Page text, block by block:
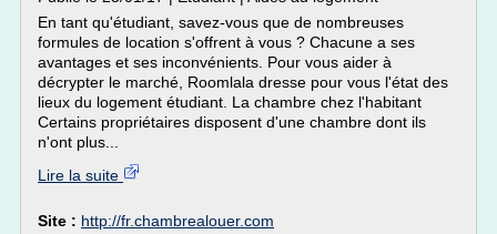
En tant qu'étudiant, savez-vous que de nombreuses
formules de location s'offrent à vous ? Chacune a ses
avantages et ses inconvénients. Pour vous aider à
décrypter le marché, Roomlala dresse pour vous l'état des
lieux du logement étudiant. La chambre chez l'habitant
Certains propriétaires disposent d'une chambre dont ils
n'ont plus...
Lire la suite
Site : http://fr.chambrealouer.com